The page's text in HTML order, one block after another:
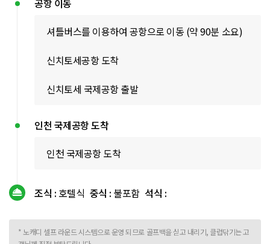
셔틀버스를 이용하여 공항으로 이동 (약 90분 소요)
신치토세공항 도착
신치토세 국제공항 출발
인천 국제공항 도착
인천 국제공항 도착
조식 : 호텔식 중식 : 불포함 석식 :
* 노캐디 셀프 라운드 시스템으로 운영 되므로 골프백을 싣고 내리기, 클럽닦기는 고